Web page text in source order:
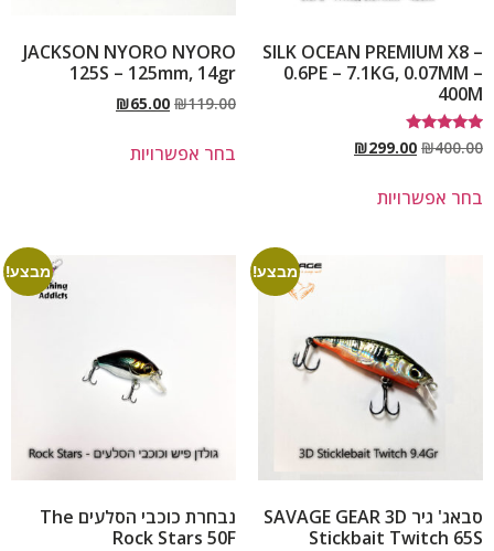
SILK OCEAN PREMIUM X8 –
0.6PE – 7.1KG, 0.07MM –
400M
דורג
5.00
₪400.00
₪299.00
בחר אפשרויות
JACKSON NYORO NYORO
125S – 125mm, 14gr
₪119.00
₪65.00
בחר אפשרויות
מבצע!
סבאג' גיר SAVAGE GEAR 3D
Stickbait Twitch 65S
מבצע!
נבחרת כוכבי הסלעים The
Rock Stars 50F